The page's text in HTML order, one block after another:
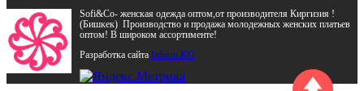
Sofi&Co- женская одежда оптом,от производителя Киргизия !
(Бишкек) Производство и продажа молодежных женских платьев
оптом! В широком ассортименте!
Разработка сайта Inform.KG